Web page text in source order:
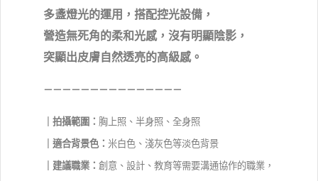
多盞燈光的運用，搭配控光設備，
營造無死角的柔和光感，沒有明顯陰影，
突顯出皮膚自然透亮的高級感。
－－－－－－－－－－－－－－－
｜拍攝範圍： 胸上照 、半身照、全身照
｜適合背景色： 米白色、淺灰色等淡色背景
｜建議職業： 創意、設計、教育等需要溝通協作的職業，